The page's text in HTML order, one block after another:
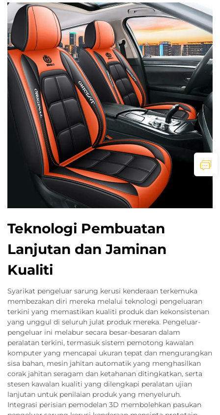
Teknologi Pembuatan
Lanjutan dan Jaminan
Kualiti
Syarikat pengeluar sarung kerusi kenderaan terkemuka
membezakan diri mereka melalui teknologi pengeluaran
terkini yang memastikan kualiti produk dan kekonsistenan
yang unggul di seluruh julat produk mereka. Pengeluar-
pengeluar ini melabur secara besar-besaran dalam
peralatan terkini, termasuk sistem pemotong kawalan
komputer yang mencapai ukuran tepat dan mengurangkan
sisa bahan, mesin jahitan automatik yang menghasilkan
corak jahitan seragam dan ketahanan ditingkatkan, serta
stesen kawalan kualiti yang dilengkapi peralatan ujian
lanjutan untuk penilaian produk yang menyeluruh.
Integrasi perisian pemodelan 3D membolehkan pasukan